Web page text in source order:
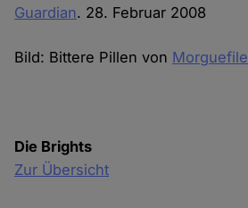
Guardian. 28. Februar 2008
Bild: Bittere Pillen von Morguefile
Die Brights
Zur Übersicht